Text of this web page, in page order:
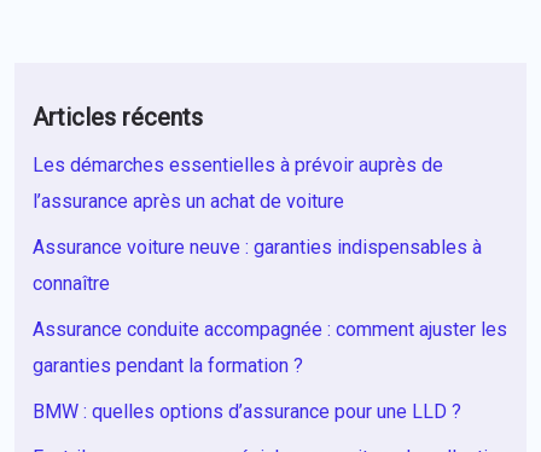
Articles récents
Les démarches essentielles à prévoir auprès de
l’assurance après un achat de voiture
Assurance voiture neuve : garanties indispensables à
connaître
Assurance conduite accompagnée : comment ajuster les
garanties pendant la formation ?
BMW : quelles options d’assurance pour une LLD ?